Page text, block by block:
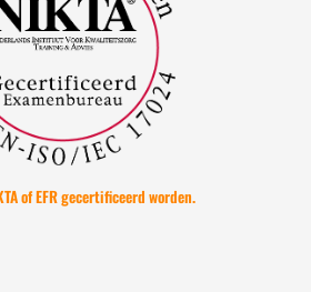
of EFR gecertificeerd worden.